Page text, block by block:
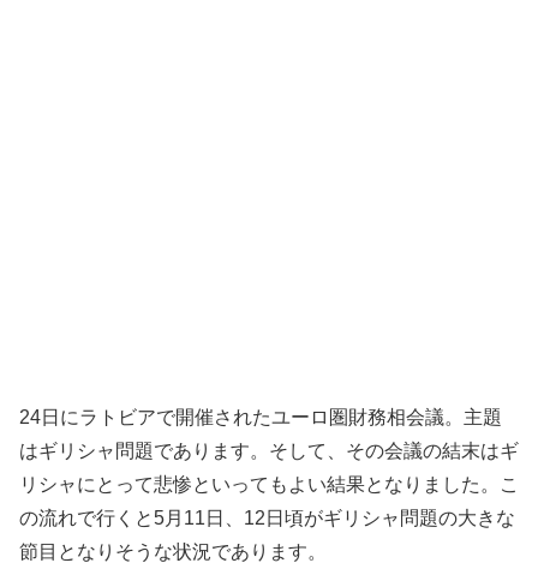
24日にラトビアで開催されたユーロ圏財務相会議。主題
はギリシャ問題であります。そして、その会議の結末はギ
リシャにとって悲惨といってもよい結果となりました。こ
の流れで行くと5月11日、12日頃がギリシャ問題の大きな
節目となりそうな状況であります。